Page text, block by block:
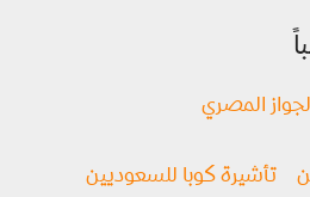
المصري
تأشيرة كوبا للسعوديين